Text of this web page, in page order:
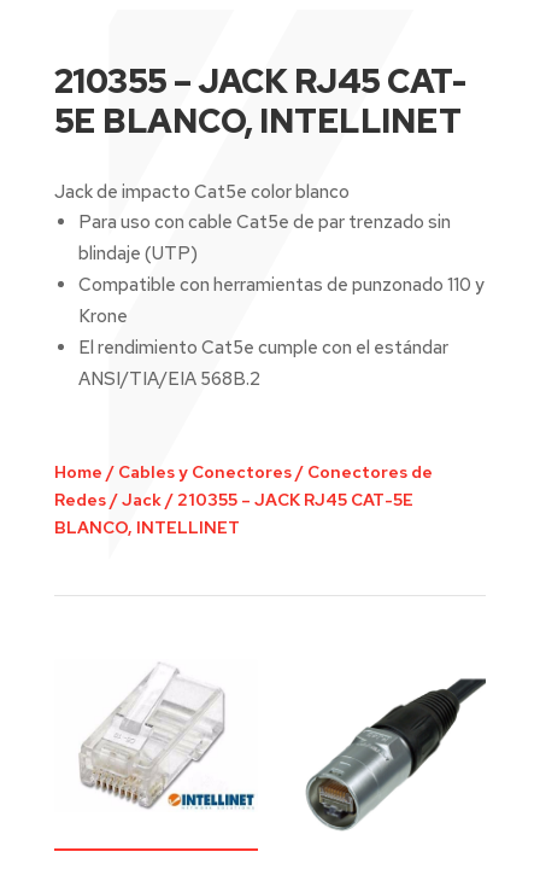
210355 – JACK RJ45 CAT-
5E BLANCO, INTELLINET
Jack de impacto Cat5e color blanco
Para uso con cable Cat5e de par trenzado sin
blindaje (UTP)
Compatible con herramientas de punzonado 110 y
Krone
El rendimiento Cat5e cumple con el estándar
ANSI/TIA/EIA 568B.2
Home / Cables y Conectores/ Conectores de
Redes/Jack/ 210355 – JACK RJ45 CAT-5E
BLANCO, INTELLINET